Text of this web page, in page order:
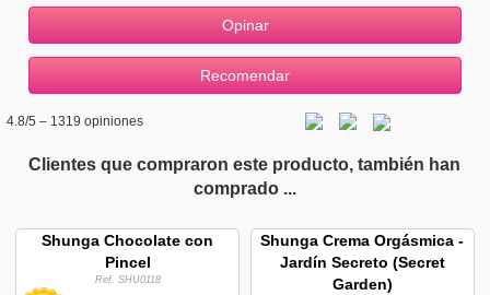
4.8/5 – 1319 opiniones
Clientes que compraron este producto, también han
comprado ...
Shunga Chocolate con
Pincel
Ref. SHU0118
Shunga Crema Orgásmica -
Jardín Secreto (Secret
Garden)